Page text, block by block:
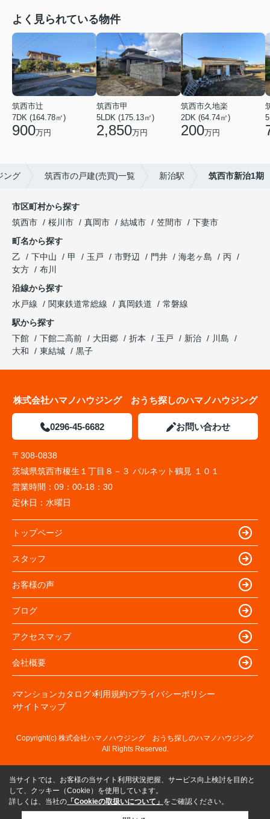
よく見られている物件
筑西市辻
7DK (164.78㎡)
900万円
筑西市甲
5LDK (175.13㎡)
2,850万円
筑西市久地楽
2DK (64.74㎡)
200万円
ング 筑西市の戸建(売買)一覧 新治駅 筑西市新治1期
市区町村から探す
筑西市
桜川市 真岡市 結城市 笠間市
下妻市
町名から探す
乙
下中山 甲 玉戸 市野辺 門井 海老ヶ島
丙
女方
布川
沿線から探す
水戸線
関東鉄道常総線 真岡鉄道
常磐線
駅から探す
下館
下館二高前 大田郷 折本 玉戸 新治
川島
大和
東結城 黒子
株式会社ハマノハウジング おうち探しのハマノハウジング
0296-45-6682 お問い合わせ
〒308-0838
茨城県筑西市榎生１丁目８－３ パルネット鶴見 １０１
営業時間： 09：00-18：30
定休日： 水曜日
トップページ
スタッフ
お客様の声
ブログ
アクセスマップ
会社概要
マンションカタログ 利用規約 プライバシーポリシー
サイトマップ
Copyright(c) 株式会社ハマノハウジング おうち探しのハマノハウジング
All Rights Reserved.
当サイトでは、お客様の当サイト利用状況把握、サービス向上検討を目的と
して、クッキー（Cookie）を使用しています。
詳しくは、当社の 「Cookieの取扱いについて」 をご確認ください。